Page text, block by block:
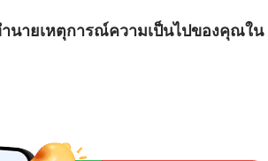
ายเหตุการณ์ความเป็นไปของคุณใน